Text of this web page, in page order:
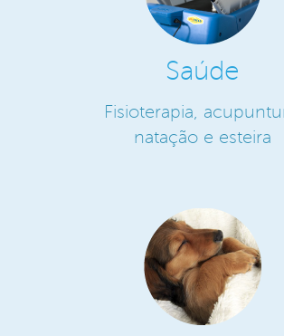
Saúde
Fisioterapia,
natação e esteira